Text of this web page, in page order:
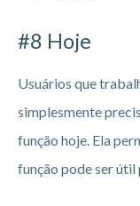
#8 Hoje
Usuários que
simplesmente
função hoje. Ela
função pode ser útil